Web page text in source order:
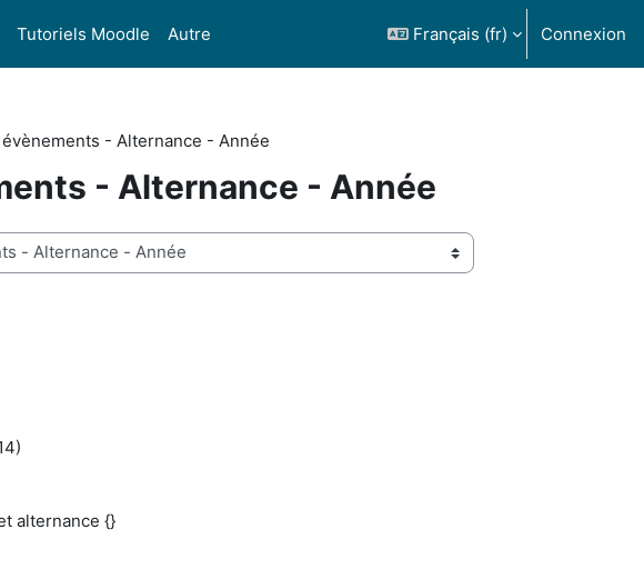
Tutoriels Moodle Autre Français ‎(fr)‎ Connexion
- Alternance - Année
- Alternance - Année
alternance {}